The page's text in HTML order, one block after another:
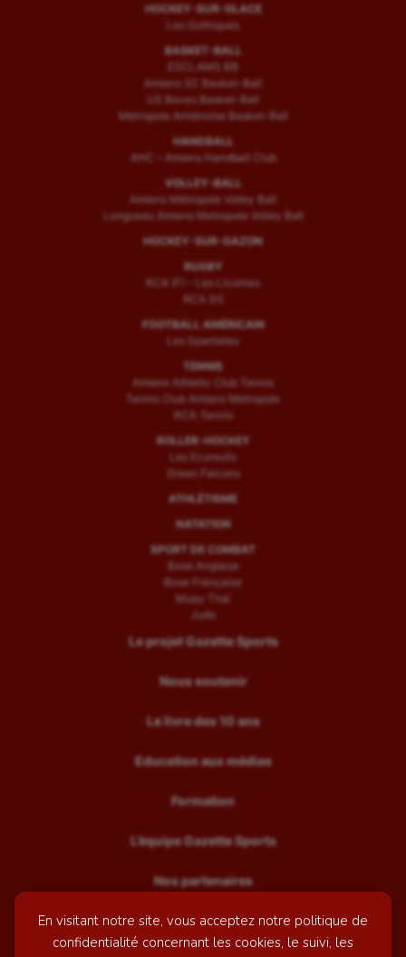
En visitant notre site, vous acceptez notre politique de
confidentialité concernant les cookies, le suivi, les
HOCKEY-SUR-GLACE
Les Gothiques
BASKET-BALL
ESCLAMS BB
Amiens SC Basket-Ball
US Boves Basket-Ball
Métropole Amiénoise Basket-Ball
HANDBALL
AHC – Amiens Handball Club
VOLLEY-BALL
Amiens Métropole Volley Ball
Longueau Amiens Metropole Volley Ball
HOCKEY-SUR-GAZON
RUGBY
RCA (F) – Les Licornes
RCA (H)
FOOTBALL AMÉRICAIN
Les Spartiates
TENNIS
Amiens Athletic Club Tennis
Tennis Club Amiens Métropole
RCA Tennis
ROLLER-HOCKEY
Les Ecureuils
Green Falcons
ATHLÉTISME
NATATION
SPORT DE COMBAT
Boxe Anglaise
Boxe Française
Muay Thaï
Judo
Le projet Gazette Sports
Nous soutenir
Le livre des 10 ans
Education aux médias
Formation
L’équipe Gazette Sports
Nos partenaires
Recrutement